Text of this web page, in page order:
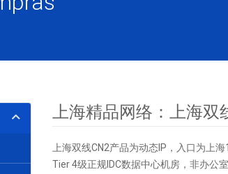
上海精品网络：上海双
上海双线CN2产品为动态IP，入口为上
Tier 4级正规IDC数据中心机房，非办公